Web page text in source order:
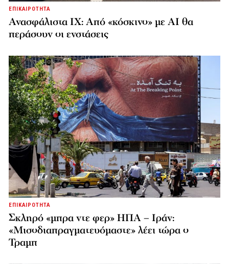
ΕΠΙΚΑΙΡΟΤΗΤΑ
Ανασφάλιστα ΙΧ: Από «κόσκινο» με AI θα
περάσουν οι ενστάσεις
ΕΠΙΚΑΙΡΟΤΗΤΑ
Σκληρό «μπρα ντε φερ» ΗΠΑ – Ιράν:
«Μισοδιαπραγματευόμαστε» λέει τώρα ο
Τραμπ